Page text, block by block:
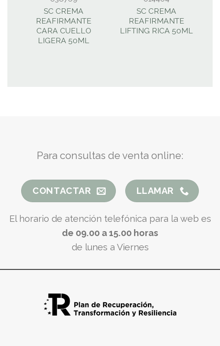
SC CREMA
REAFIRMANTE
CARA CUELLO
LIGERA 50ML
SC CREMA
REAFIRMANTE
LIFTING RICA 50ML
Para consultas de venta online:
CONTACTAR LLAMAR
El horario de atención telefónica para la web es
de 09.00 a 15.00 horas
de lunes a Viernes